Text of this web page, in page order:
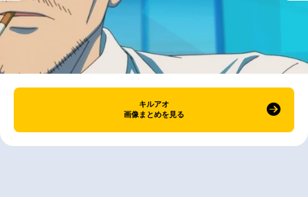
キルアオ
画像まとめを見る